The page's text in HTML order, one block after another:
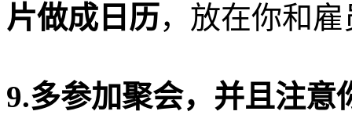
片做成日历，放在你和
9.多参加聚会，并且注意